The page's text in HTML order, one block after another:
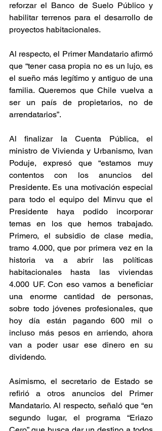
reforzar el Banco de Suelo Público y
habilitar terrenos para el desarrollo de
proyectos habitacionales.
Al respecto, el Primer Mandatario afirmó
que “tener casa propia no es un lujo, es
el sueño más legítimo y antiguo de una
familia. Queremos que Chile vuelva a
ser un país de propietarios, no de
arrendatarios”.
Al finalizar la Cuenta Pública, el
ministro de Vivienda y Urbanismo, Ivan
Poduje, expresó que “estamos muy
contentos con los anuncios del
Presidente. Es una motivación especial
para todo el equipo del Minvu que el
Presidente haya podido incorporar
temas en los que hemos trabajado.
Primero, el subsidio de clase media,
tramo 4.000, que por primera vez en la
historia va a abrir las políticas
habitacionales hasta las viviendas
4.000 UF. Con eso vamos a beneficiar
una enorme cantidad de personas,
sobre todo jóvenes profesionales, que
hoy día están pagando 600 mil o
incluso más pesos en arriendo, ahora
van a poder usar ese dinero en su
dividendo.
Asimismo, el secretario de Estado se
refirió a otros anuncios del Primer
Mandatario. Al respecto, señaló que “en
segundo lugar, el programa “Eriazo